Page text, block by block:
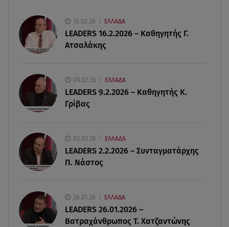
drones και νέες τεχνολογίες
07.08.26 , 13:33
07.08.26 , 13:16
Γιάννης Στάνκογλου: Δείτε τον έφηβο με μακριά
07.08.26 , 13:04
Συνελήφθη 31χρονος για τις δολοφονίες του
«Ζαμπόν» και του Σκαφτούρου
Μαριαλένα Ρουμελιώτη: Δύο -υπέροχοι- μήνες
τον γιο της
16.02.26 ΕΛΛΑΔΑ
LEADERS 16.2.2026 – Καθηγητής Γ.
Ατσαλάκης
09.02.26 ΕΛΛΑΔΑ
LEADERS 9.2.2026 – Καθηγητής Κ.
Γρίβας
02.02.26 ΕΛΛΑΔΑ
LEADERS 2.2.2026 – Συνταγματάρχης
Π. Νάστος
26.01.26 ΕΛΛΑΔΑ
LEADERS 26.01.2026 –
Βατραχάνθρωπος Τ. Χατζαντώνης